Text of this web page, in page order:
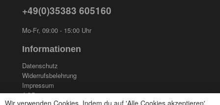
Wir verwenden Cookies. Indem du auf 'Alle Cookies akzeptieren'
+49(0)35383 605160
Mo-Fr, 09:00 - 15:00 Uhr
Informationen
Datenschutz
Widerrufsbelehrung
Impressum
AGB